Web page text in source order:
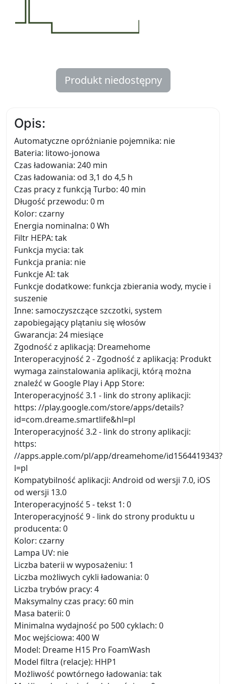
Produkt niedostępny
Opis:
Automatyczne opróżnianie pojemnika: nie
Bateria: litowo-jonowa
Czas ładowania: 240 min
Czas ładowania: od 3,1 do 4,5 h
Czas pracy z funkcją Turbo: 40 min
Długość przewodu: 0 m
Kolor: czarny
Energia nominalna: 0 Wh
Filtr HEPA: tak
Funkcja mycia: tak
Funkcja prania: nie
Funkcje AI: tak
Funkcje dodatkowe: funkcja zbierania wody, mycie i
suszenie
Inne: samoczyszczące szczotki, system
zapobiegający plątaniu się włosów
Gwarancja: 24 miesiące
Zgodność z aplikacją: Dreamehome
Interoperacyjność 2 - Zgodność z aplikacją: Produkt
wymaga zainstalowania aplikacji, którą można
znaleźć w Google Play i App Store:
Interoperacyjność 3.1 - link do strony aplikacji:
https: //play.google.com/store/apps/details?
id=com.dreame.smartlife&hl=pl
Interoperacyjność 3.2 - link do strony aplikacji:
https:
//apps.apple.com/pl/app/dreamehome/id1564419343?
l=pl
Kompatybilność aplikacji: Android od wersji 7.0, iOS
od wersji 13.0
Interoperacyjność 5 - tekst 1: 0
Interoperacyjność 9 - link do strony produktu u
producenta: 0
Kolor: czarny
Lampa UV: nie
Liczba baterii w wyposażeniu: 1
Liczba możliwych cykli ładowania: 0
Liczba trybów pracy: 4
Maksymalny czas pracy: 60 min
Masa baterii: 0
Minimalna wydajność po 500 cyklach: 0
Moc wejściowa: 400 W
Model: Dreame H15 Pro FoamWash
Model filtra (relacje): HHP1
Możliwość powtórnego ładowania: tak